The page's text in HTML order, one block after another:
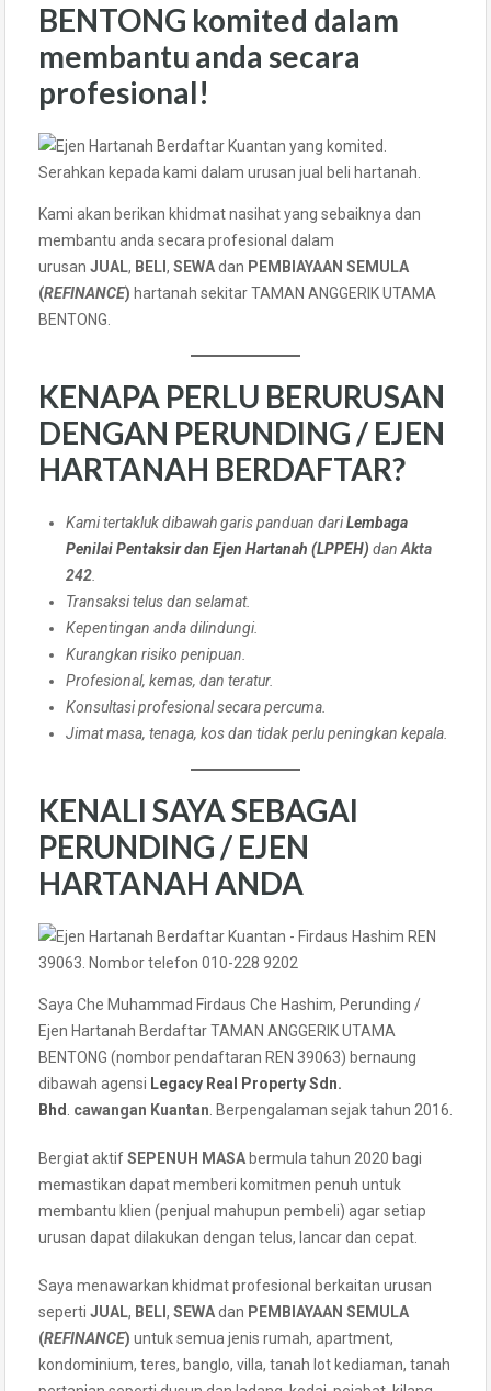
BENTONG komited dalam
membantu anda secara
profesional!
Serahkan kepada kami dalam urusan jual beli hartanah.
Kami akan berikan khidmat nasihat yang sebaiknya dan
membantu anda secara profesional dalam
urusan JUAL, BELI , SEWAdan PEMBIAYAAN SEMULA
(REFINANCE) hartanah sekitar TAMAN ANGGERIK UTAMA
BENTONG.
KENAPA PERLU BERURUSAN
DENGAN PERUNDING / EJEN
HARTANAH BERDAFTAR?
Kami tertakluk dibawah garis panduan dariLembaga
Penilai Pentaksir dan Ejen Hartanah (LPPEH) dan Akta
242
Transaksi telus dan selamat.
Kepentingan anda dilindungi.
Kurangkan risiko penipuan.
Profesional, kemas, dan teratur.
Konsultasi profesional secara percuma.
Jimat masa, tenaga, kos dan tidak perlu peningkan kepala.
KENALI SAYA SEBAGAI
PERUNDING / EJEN
HARTANAH ANDA
Saya Che Muhammad Firdaus Che Hashim, Perunding /
Ejen Hartanah Berdaftar TAMAN ANGGERIK UTAMA
BENTONG (nombor pendaftaran REN 39063) bernaung
dibawah agensi Legacy Real Property Sdn.
Bhd
cawangan Kuantan . Berpengalaman sejak tahun 2016.
Bergiat aktifSEPENUH MASA bermula tahun 2020 bagi
memastikan dapat memberi komitmen penuh untuk
membantu klien (penjual mahupun pembeli) agar setiap
urusan dapat dilakukan dengan telus, lancar dan cepat.
Saya menawarkan khidmat profesional berkaitan urusan
seperti JUAL, BELI , SEWAdan PEMBIAYAAN SEMULA
(REFINANCE) untuk semua jenis rumah, apartment,
kondominium, teres, banglo, villa, tanah lot kediaman, tanah